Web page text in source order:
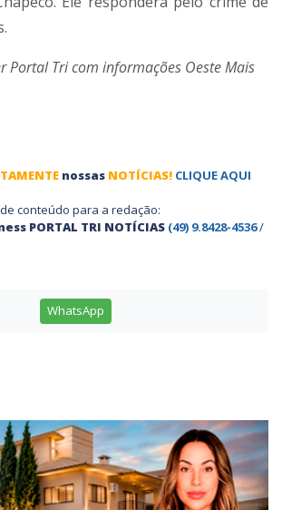
Portal Tri com informações Oeste Mais
nossas NOTÍCIAS! CLIQUE AQUI
conteúdo para a redação:
PORTAL TRI NOTÍCIAS (49) 9.8428-4536/
WhatsApp